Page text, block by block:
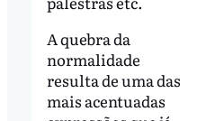
A quebra da
normalidade
resulta de uma das
mais acentuadas